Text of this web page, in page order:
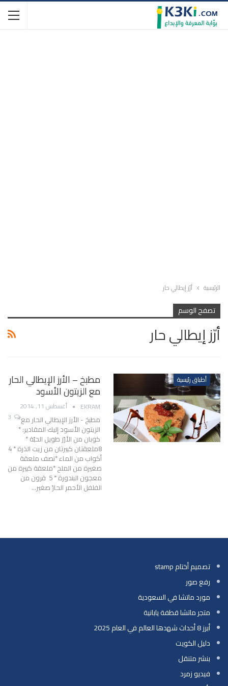
الرئيسية أرّز إيطالي حار
تصفح الوسم
أرّز إيطالي حار
أطباق رئيسية مطبخ – الأرز الإيطالي الحار
مع الزيتون الأسود
EKRAM
أغسطس 11, 2014
مطبخ - الأرز الإيطالي الحار مع
الزيتون الأسود إليك المقادير: *
كوبان من الأرّز طويل الحبّة *
8ملعقتان كبيرتان من زيت الذرة * 4
أكواب من الماء *نصف ملعقة
صغيرة من الملح *ملعقة كبيرة من
معجون البندورة * 5 قرون من
الفلفل الأحمر الحارّ صغير…
تصميم أختام stamp
رفع صور
مورد ماتشا في السعودية
متجر ماتشا قطفة يابانية
أبرز 8 أحداث شهدها العالم في العام 2025
دليل الكويت
بنشر متنقل
فيديو زمرد